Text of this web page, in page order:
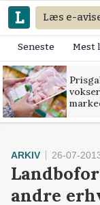
Læs e-
Seneste Mest
ARKIV 26-07-
andre